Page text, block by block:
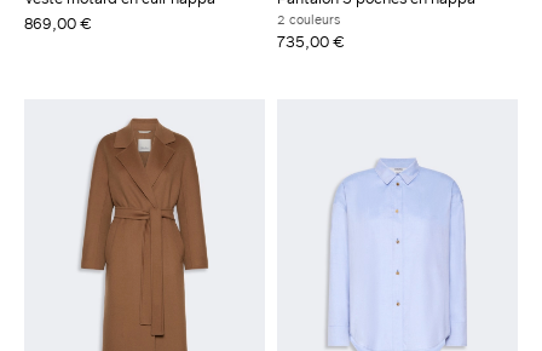
869,00 €
2 couleurs
735,00 €